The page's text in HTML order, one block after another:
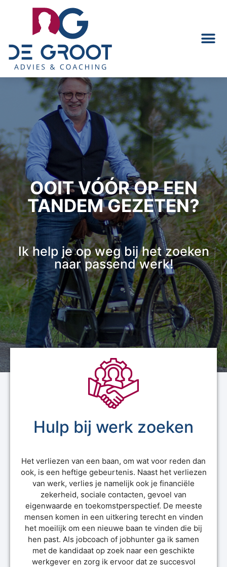
OOIT VÓÓR OP EEN
TANDEM GEZETEN?
Ik help je op weg bij het zoeken
naar passend werk!
Hulp bij werk zoeken
Het verliezen van een baan, om wat voor reden dan
ook, is een heftige gebeurtenis. Naast het verliezen
van werk, verlies je namelijk ook je financiële
zekerheid, sociale contacten, gevoel van
eigenwaarde en toekomstperspectief. De meeste
mensen komen in een uitkering terecht en vinden
het moeilijk om een nieuwe baan te vinden die bij
hen past. Als jobcoach of jobhunter ga ik samen
met de kandidaat op zoek naar een geschikte
werkgever en zorg ik ervoor dat ze succesvol